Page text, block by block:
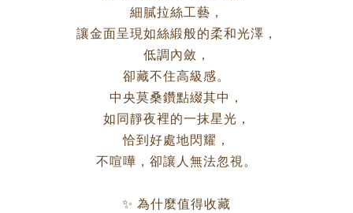
細膩拉絲工藝，
讓金面呈現如絲緞般的柔和光澤，
低調內斂，
卻藏不住高級感。
中央莫桑鑽點綴其中，
如同靜夜裡的一抹星光，
恰到好處地閃耀，
不喧嘩，卻讓人無法忽視。
✨ 為什麼值得收藏